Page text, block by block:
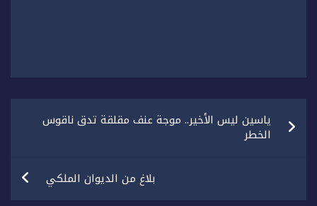
تصفّح
المقالاتياسين ليس الأخير.. موجة عنف مقلقة تدق ناقوس
الخطر
بلاغ من الديوان الملكي